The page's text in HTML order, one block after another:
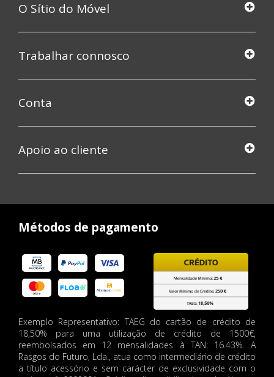
O Sítio do Móvel
Trabalhar connosco
Conta
Apoio ao cliente
Métodos de pagamento
Exemplo Representativo: TAEG do cartão de crédito de
18,50% para uma utilização de crédito de 1500€,
reembolsados em 12 mensalidades à TAN: 16.43%. A
Rasgos do Futuro, Lda., atua como intermediário de crédito
a título acessório e sem carácter de exclusividade com o